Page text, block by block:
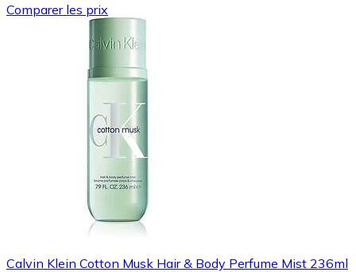
Comparer les prix
Calvin Klein Cotton Musk Hair & Body Perfume Mist 236ml